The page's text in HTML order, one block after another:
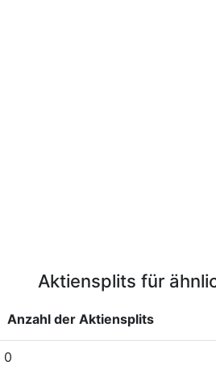
Aktiensplits für
Anzahl der Aktiensplits
0